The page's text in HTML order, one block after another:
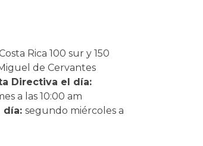
Rica 100 sur y 150
de Cervantes
Directiva el día:
a las 10:00 am
día: segundo miércoles a